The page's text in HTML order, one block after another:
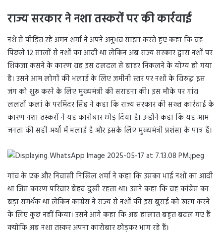
राज्य सरकार ने नशा तस्करों पर की कार्रवाई
नशे से पीड़ित रहे अमन शर्मा ने अपने अनुभव साझा करते हुए कहा कि वह
पिछले 12 सालों से नशों का आदी था लेकिन अब राज्य सरकार द्वारा नशों पर
शिकंजा कसने के कारण वह इस दलदल से बाहर निकलने के योग्य हो गया
है। उसने आम लोगों की भलाई के लिए जमीनी स्तर पर नशों के विरुद्ध इस
जंग को शुरू करने के लिए मुख्यमंत्री की सराहना की। इस मौके पर गांव
ललतों कलां के परमिंदर सिंह ने कहा कि राज्य सरकार की सख्त कार्रवाई के
कारण नशा तस्करों ने यह कारोबार छोड़ दिया है। उन्होंने कहा कि यह आम
जनता की सही अर्थों में भलाई है और इसके लिए मुख्यमंत्री प्रशंसा के पात्र हैं।
गांव के एक और निवासी निखिल शर्मा ने कहा कि उसका भाई नशों का आदी
था जिस कारण परिवार बेहद दुखी रहता था। उसने कहा कि वह कांग्रेस का
बड़ा समर्थक था लेकिन कांग्रेस ने राज्य से नशों की इस बुराई को खत्म करने
के लिए कुछ नहीं किया। उसने आगे कहा कि अब हालात बहुत बदल गए हैं
क्योंकि अब नशा तस्कर अपना कारोबार छोड़कर भाग रहे हैं।